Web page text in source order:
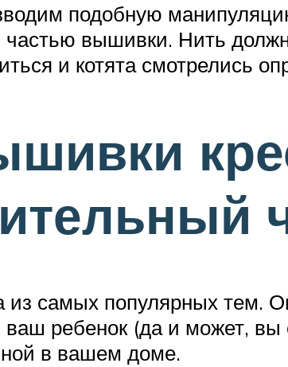
подобную
частью вышивки. Нить
и котята смотрелись
из самых популярных тем.
ребенок (да и может, вы
в вашем доме.